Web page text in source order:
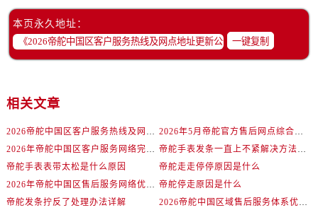
云南省德宏傣族景颇族自治州芒市团结大街帝舵售后服务中心（需提前预约）
云南省曲靖市麒麟区学府路帝舵售后服务中心（需提前预约）
本页永久地址：
一键复制
相关文章
2026帝舵中国区客户服务热线及网点地址更新公告（最新电话及地址）
2026年5月帝舵官方售后网点综合评测与避坑指南：基于实地探访与真实体验的数据验证
2026年帝舵中国区客户服务网络完善公告（最新电话及地址）
帝舵手表发条一直上不紧解决方法深度解析
帝舵手表表带太松是什么原因
帝舵走走停停原因是什么
2026年帝舵中国区售后服务网络优化升级（最新电话及地址） 帝舵停走原因是什么
帝舵发条拧反了处理办法详解
2026帝舵中国区域售后服务体系优化升级公告（最新电话及地址）